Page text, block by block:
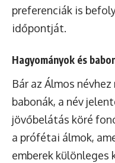
preferenciák is
időpontját.
Hagyományok és
Bár az Álmos
babonák, a név
jövőbelátás köré
a prófétai álmok,
emberek különleges